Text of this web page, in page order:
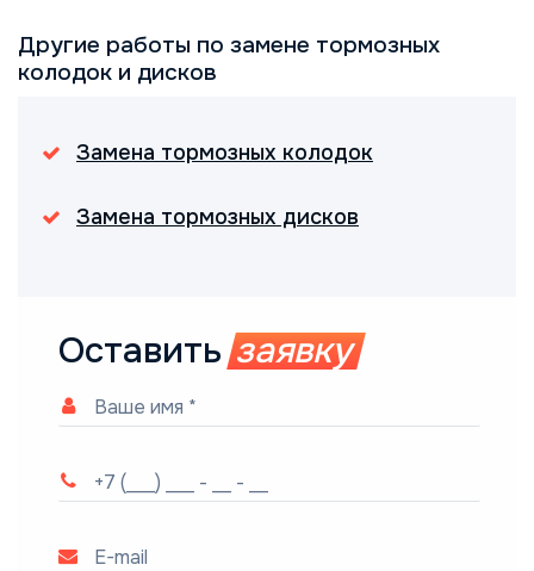
Другие работы по замене тормозных
колодок и дисков
Замена тормозных колодок
Замена тормозных дисков
Оставить заявку